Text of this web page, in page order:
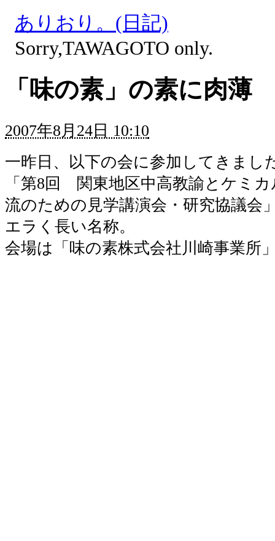
ありおり。(日記)
Sorry,TAWAGOTO only.
「味の素」の素に肉薄
2007年8月24日 10:10
一昨日、以下の会に参加してきまし
「第8回 関東地区中高教諭とケミ
流のための見学講演会・研究協議会
エラく長い名称。
会場は「味の素株式会社川崎事業所